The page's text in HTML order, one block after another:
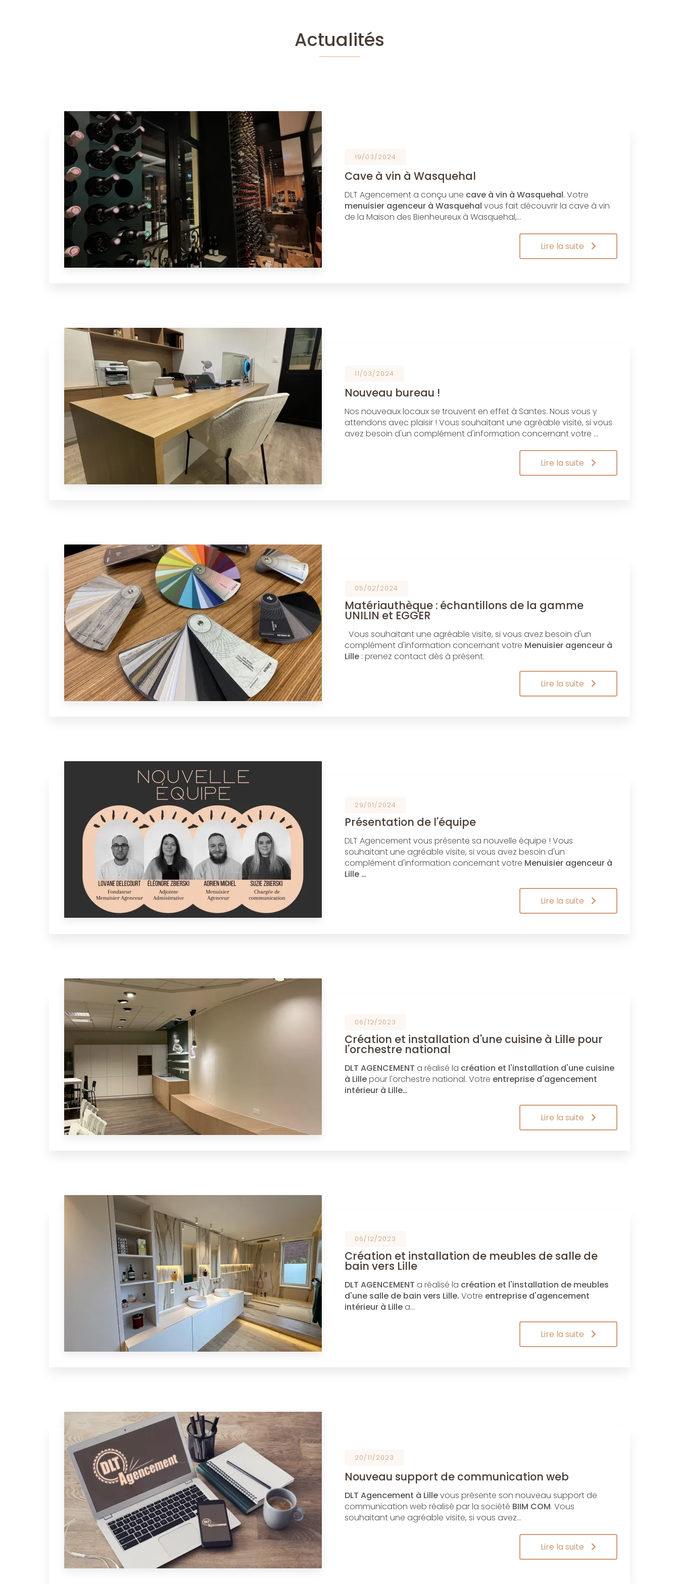
Actualités
19/03/2024
Cave à vin à Wasquehal
DLT Agencement a conçu une cave à vin à Wasquehal. Votre
menuisier agenceur à Wasquehal vous fait découvrir la cave à vin
de la Maison des Bienheureux à Wasquehal,…
Lire la suite
11/03/2024
Nouveau bureau !
Nos nouveaux locaux se trouvent en effet à Santes. Nous vous y
attendons avec plaisir ! Vous souhaitant une agréable visite, si vous
avez besoin d'un complément d'information concernant votre …
Lire la suite
05/02/2024
Matériauthèque : échantillons de la gamme
UNILIN et EGGER
Vous souhaitant une agréable visite, si vous avez besoin d'un
complément d'information concernant votre Menuisier agenceur à
Lille : prenez contact dès à présent.
Lire la suite
29/01/2024
Présentation de l'équipe
DLT Agencement vous présente sa nouvelle équipe ! Vous
souhaitant une agréable visite, si vous avez besoin d'un
complément d'information concernant votre Menuisier agenceur à
Lille …
Lire la suite
06/12/2023
Création et installation d'une cuisine à Lille pour
l'orchestre national
DLT AGENCEMENT a réalisé la création et l'installation d'une cuisine
à Lillepour l'orchestre national. Votre entreprise d'agencement
intérieur à Lille…
Lire la suite
06/12/2023
Création et installation de meubles de salle de
bain vers Lille
DLT AGENCEMENT a réalisé la création et l'installation de meubles
d'une salle de bain vers Lille. Votre entreprise d'agencement
intérieur à Lille a…
Lire la suite
20/11/2023
Nouveau support de communication web
DLT Agencement à Lillevous présente son nouveau support de
communication web réalisé par la société BIIM COM. Vous
souhaitant une agréable visite, si vous avez…
Lire la suite